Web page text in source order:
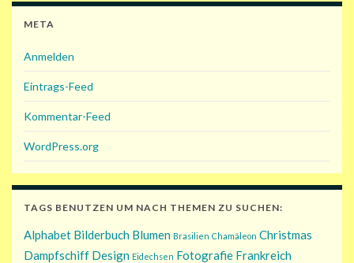
META
Anmelden
Eintrags-Feed
Kommentar-Feed
WordPress.org
TAGS BENUTZEN UM NACH THEMEN ZU SUCHEN:
Alphabet Bilderbuch Blumen Brasilien Chamäleon Christmas
Dampfschiff Design Eidechsen Fotografie Frankreich